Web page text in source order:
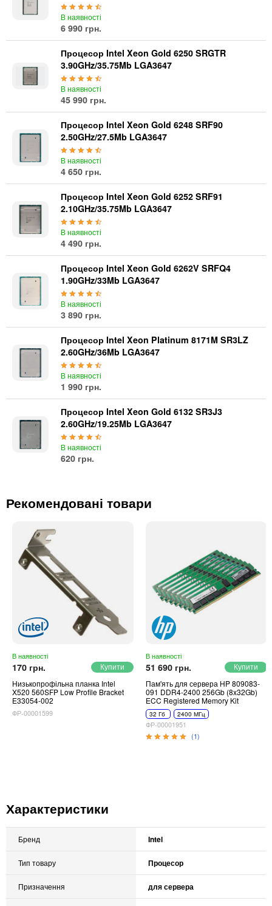
В наявності
6 990 грн.
Процесор Intel Xeon Gold 6250 SRGTR
3.90GHz/35.75Mb LGA3647
В наявності
45 990 грн.
Процесор Intel Xeon Gold 6248 SRF90
2.50GHz/27.5Mb LGA3647
В наявності
4 650 грн.
Процесор Intel Xeon Gold 6252 SRF91
2.10GHz/35.75Mb LGA3647
В наявності
4 490 грн.
Процесор Intel Xeon Gold 6262V SRFQ4
1.90GHz/33Mb LGA3647
В наявності
3 890 грн.
Процесор Intel Xeon Platinum 8171M SR3LZ
2.60GHz/36Mb LGA3647
В наявності
1 990 грн.
Процесор Intel Xeon Gold 6132 SR3J3
2.60GHz/19.25Mb LGA3647
В наявності
620 грн.
Рекомендовані товари
В наявності
170 грн.
Низькопрофільна планка Intel
X520 560SFP Low Profile Bracket
E33054-002
ФР-00001599
В наявності
51 690 грн.
Пам'ять для сервера HP 809083-
091 DDR4-2400 256Gb (8x32Gb)
ECC Registered Memory Kit
32 Гб 2400 МГц
ФР-00001951
(1)
Характеристики
Бренд Intel
Тип товару Процесор
Призначення для сервера